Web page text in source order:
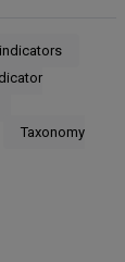
Taxonomy